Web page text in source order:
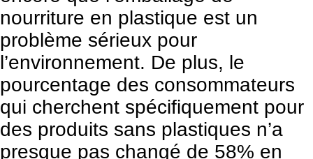
nourriture en plastique est un
problème sérieux pour
l’environnement. De plus, le
pourcentage des consommateurs
qui cherchent spécifiquement pour
des produits sans plastiques n’a
presque pas changé de 58% en